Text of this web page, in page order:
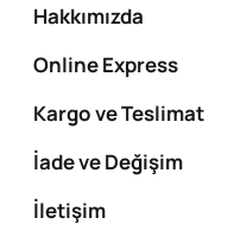
Hakkımızda
Online Express
Kargo ve Teslimat
İade ve Değişim
İletişim